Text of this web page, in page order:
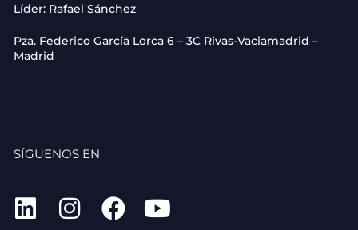
Líder: Rafael Sánchez
Pza. Federico García Lorca 6 – 3C Rivas-Vaciamadrid –
Madrid
SÍGUENOS EN